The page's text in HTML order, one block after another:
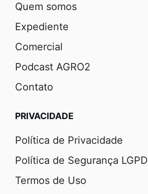
Quem somos
Expediente
Comercial
Podcast AGRO2
Contato
PRIVACIDADE
Política de Privacidade
Política de Segurança LGPD
Termos de Uso